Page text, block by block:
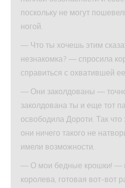
поскольку не могут
ногой.
— Что ты хочешь этим
незнакомка? — спросила
справиться с охватившей
— Они заколдованы —
заколдована ты и еще тот
освободила Дороти. Так что
они ничего такого не
имели возможности.
— О мои бедные крошки! —
королева, готовая вот-вот